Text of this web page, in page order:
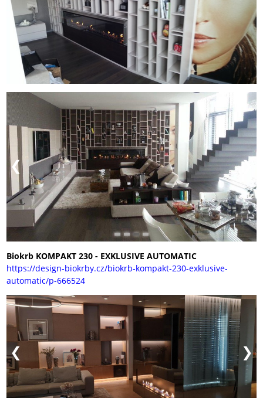
Biokrb KOMPAKT 230 - EXKLUSIVE AUTOMATIC
https://design-biokrby.cz/biokrb-kompakt-230-exklusive-
automatic/p-666524